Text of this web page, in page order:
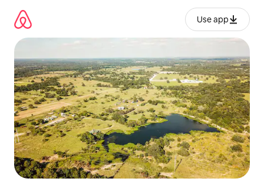
contenido
Use app